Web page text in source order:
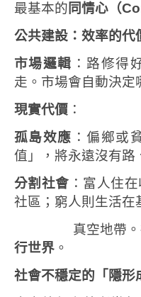
最基本的 同情心（
公共建設：效率的代
市場邏輯 ：路修得
走。市場會自動決定
現實代價 ：
孤島效應 ：偏鄉或
值」，將永遠沒有路
分割社會 ：富人住
社區；窮人則生活在
真空地帶。社
行世界 。
社會不穩定的「隱形